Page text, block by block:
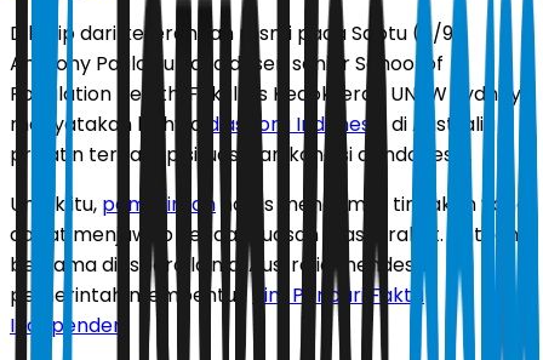
Dikutip dari keterangan resmi pada Sabtu (6/9),
Anthony Paulo Sunjaya,dosen senior School of
Population Health, Fakultas Kedokteran UNSW Sydney,
menyatakan bahwa diaspora Indonesia di Australia
prihatin terhadap situasi dan kondisi di Indonesia.
Untuk itu, pemerintahharus mengambil tindakan yang
dapat menjawab ketidakpuasan masyarakat. Anthony
bersama diaspora lain di Australia mendesak
pemerintah membentukTim Pencari Fakta
Independen